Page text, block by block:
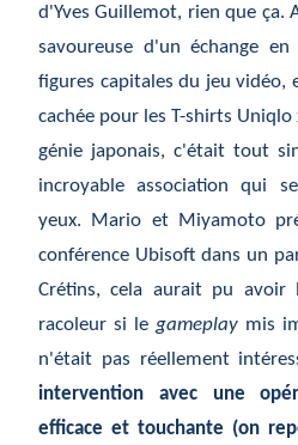
d'Yves Guillemot, rien que ça.
savoureuse d'un échange
figures capitales du jeu vidéo,
cachée pour les T-shirts
génie japonais, c'était tout
incroyable association qui
yeux. Mario et Miyamoto
conférence Ubisoft dans un
Crétins, cela aurait pu
racoleur si le gameplay mis
n'était pas réellement
intervention avec une
efficace et touchante (on